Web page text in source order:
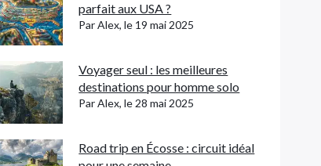
parfait aux USA ?
Par Alex, le 19 mai 2025
Voyager seul : les meilleures
destinations pour homme solo
Par Alex, le 28 mai 2025
Road trip en Écosse : circuit idéal